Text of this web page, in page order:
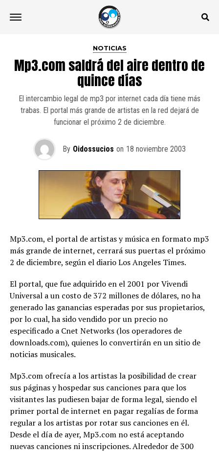
NOTICIAS
Mp3.com saldrá del aire dentro de
quince días
El intercambio legal de mp3 por internet cada día tiene más
trabas. El portal más grande de artistas en la red dejará de
funcionar el próximo 2 de diciembre.
By Oidossucios on 18 noviembre 2003
Mp3.com, el portal de artistas y música en formato mp3
más grande de internet, cerrará sus puertas el próximo
2 de diciembre, según el diario Los Angeles Times.
El portal, que fue adquirido en el 2001 por Vivendi
Universal a un costo de 372 millones de dólares, no ha
generado las ganancias esperadas por sus propietarios,
por lo cual, ha sido vendido por un precio no
especificado a Cnet Networks (los operadores de
downloads.com), quienes lo convertirán en un sitio de
noticias musicales.
Mp3.com ofrecía a los artistas la posibilidad de crear
sus páginas y hospedar sus canciones para que los
visitantes las pudiesen bajar de forma legal, siendo el
primer portal de internet en pagar regalías de forma
regular a los artistas por rotar sus canciones en él.
Desde el día de ayer, Mp3.com no está aceptando
nuevas canciones ni inscripciones. Alrededor de 300